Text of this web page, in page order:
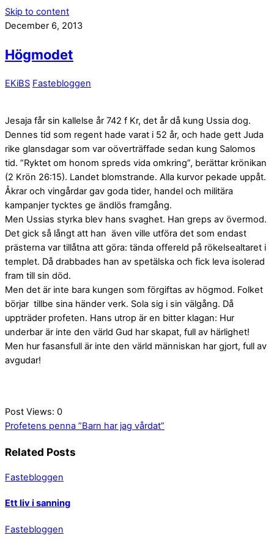
Skip to content
December 6, 2013
Högmodet
EKiBS Fastebloggen
Jesaja får sin kallelse år 742 f Kr, det år då kung Ussia dog.
Dennes tid som regent hade varat i 52 år, och hade gett Juda
rike glansdagar som var oöverträffade sedan kung Salomos
tid. ”Ryktet om honom spreds vida omkring”, berättar krönikan
(2 Krön 26:15). Landet blomstrande. Alla kurvor pekade uppåt.
Åkrar och vingårdar gav goda tider, handel och militära
kampanjer tycktes ge ändlös framgång.
Men Ussias styrka blev hans svaghet. Han greps av övermod.
Det gick så långt att han även ville utföra det som endast
prästerna var tillåtna att göra: tända offereld på rökelsealtaret i
templet. Då drabbades han av spetälska och fick leva isolerad
fram till sin död.
Men det är inte bara kungen som förgiftas av högmod. Folket
börjar tillbe sina händer verk. Sola sig i sin välgång. Då
uppträder profeten. Hans utrop är en bitter klagan: Hur
underbar är inte den värld Gud har skapat, full av härlighet!
Men hur fasansfull är inte den värld människan har gjort, full av
avgudar!
Post Views: 0
Profetens penna ”Barn har jag vårdat”
Related Posts
Fastebloggen
Ett liv i sanning
Fastebloggen